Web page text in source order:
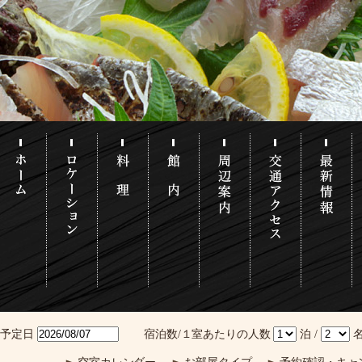
定日 宿泊数/１室あたりの人数 泊 /